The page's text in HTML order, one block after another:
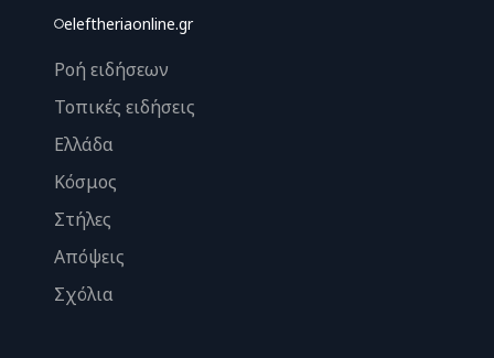
eleftheriaonline.gr
Ροή ειδήσεων
Τοπικές ειδήσεις
Ελλάδα
Κόσμος
Στήλες
Απόψεις
Σχόλια